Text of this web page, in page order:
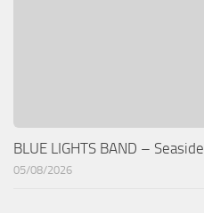
BLUE LIGHTS BAND – Seaside
05/08/2026